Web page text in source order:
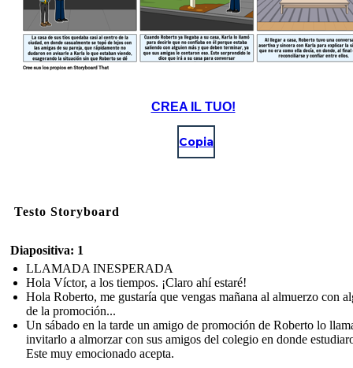
CREA IL TUO!
Copia
Testo Storyboard
Diapositiva: 1
LLAMADA INESPERADA
Hola Víctor, a los tiempos. ¡Claro ahí estaré!
Hola Roberto, me gustaría que vengas mañana al almuerzo con
de la promoción...
Un sábado en la tarde un amigo de promoción de Roberto lo
invitarlo a almorzar con sus amigos del colegio en donde
Este muy emocionado acepta.